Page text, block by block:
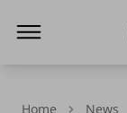
Home News